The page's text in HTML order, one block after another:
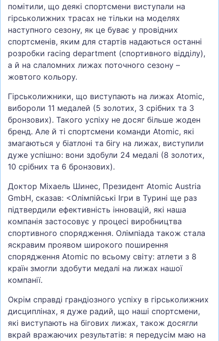
помітили, що деякі спортсмени виступали на
гірськолижних трасах не тільки на моделях
наступного сезону, як це буває у провідних
спортсменів, яким для стартів надаються останні
розробки racing department (спортивного відділу),
а й на слаломних лижах поточного сезону –
жовтого кольору.
Гірськолижники, що виступають на лижах Atomic,
вибороли 11 медалей (5 золотих, 3 срібних та 3
бронзових). Такого успіху не досяг більше жоден
бренд. Але й ті спортсмени команди Atomic, які
змагаються у біатлоні та бігу на лижах, виступили
дуже успішно: вони здобули 24 медалі (8 золотих,
10 срібних та 6 бронзових).
Доктор Міхаель Шинес, Президент Atomic Austria
GmbH, сказав: <Олімпійські Ігри в Турині ще раз
підтвердили ефективність інновацій, які наша
компанія застосовує у процесі виробництва
спортивного спорядження. Олімпіада також стала
яскравим проявом широкого поширення
спорядження Atomic по всьому світу: атлети з 8
країн змогли здобути медалі на лижах нашої
компанії.
Окрім справді грандіозного успіху в гірськолижних
дисциплінах, я дуже радий, що наші спортсмени,
які виступають на бігових лижах, також досягли
вкрай вражаючих результатів: я передусім маю на